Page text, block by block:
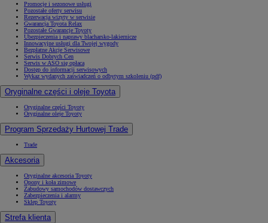
Promocje i sezonowe usługi
Pozostałe oferty serwisu
Rezerwacja wizyty w serwisie
Gwarancja Toyota Relax
Pozostałe Gwarancje Toyoty
Ubezpieczenia i naprawy blacharsko-lakiernicze
Innowacyjne usługi dla Twojej wygody
Bezpłatne Akcje Serwisowe
Serwis Dobrych Cen
Serwis w ASO się opłaca
Dostęp do informacji serwisowych
Wykaz wydanych zaświadczeń o odbytym szkoleniu (pdf)
Oryginalne części i oleje Toyota
Oryginalne części Toyoty
Oryginalne oleje Toyoty
Program Sprzedaży Hurtowej Trade
Trade
Akcesoria
Oryginalne akcesoria Toyoty
Opony i koła zimowe
Zabudowy samochodów dostawczych
Zabezpieczenia i alarmy
Sklep Toyoty
Strefa klienta